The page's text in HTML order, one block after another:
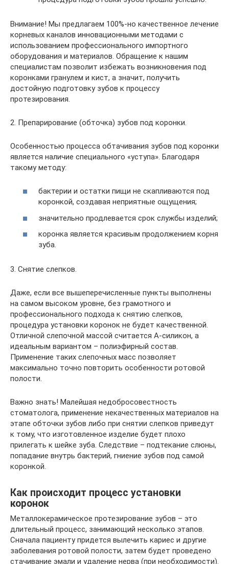
Внимание! Мы предлагаем 100%-но качественное лечение
корневых каналов инновационными методами с
использованием профессионального импортного
оборудования и материалов. Обращение к нашим
специалистам позволит избежать возникновения под
коронками гранулем и кист, а значит, получить
достойную подготовку зубов к процессу
протезирования.
2. Препарирование (обточка) зубов под коронки.
Особенностью процесса обтачивания зубов под коронки
является наличие специального «уступа». Благодаря
такому методу:
бактерии и остатки пищи не скапливаются под
коронкой, создавая неприятные ощущения;
значительно продлевается срок службы изделий;
коронка является красивым продолжением корня
зуба.
3. Снятие слепков.
Даже, если все вышеперечисленные пункты выполнены
на самом высоком уровне, без грамотного и
профессионального подхода к снятию слепков,
процедура установки коронок не будет качественной.
Отличной слепочной массой считается А-силикон, а
идеальным вариантом – полиэфирный состав.
Применение таких слепочных масс позволяет
максимально точно повторить особенности ротовой
полости.
Важно знать! Малейшая недобросовестность
стоматолога, применение некачественных материалов на
этапе обточки зубов либо при снятии слепков приведут
к тому, что изготовленное изделие будет плохо
прилегать к шейке зуба. Следствие – подтекание слюны,
попадание внутрь бактерий, гниение зубов под самой
коронкой.
Как происходит процесс установки
коронок
Металлокерамическое протезирование зубов – это
длительный процесс, занимающий несколько этапов.
Сначала пациенту придется вылечить кариес и другие
заболевания ротовой полости, затем будет проведено
стачивание эмали и удаление нерва (при необходимости).